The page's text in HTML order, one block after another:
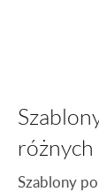
różnych
​Szablony